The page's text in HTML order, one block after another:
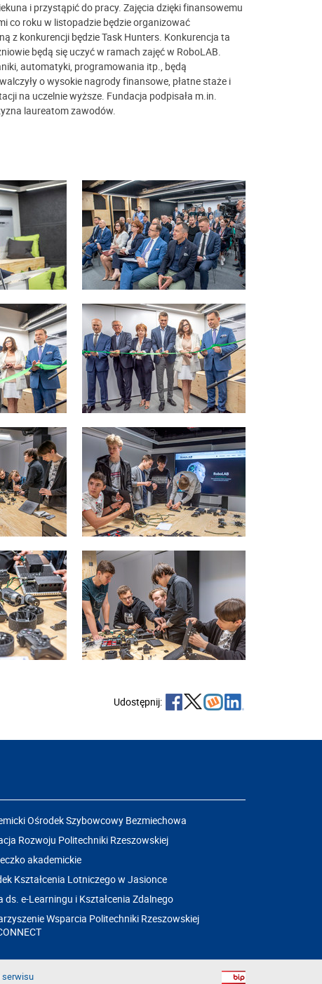
i przystąpić do pracy. Zajęcia dzięki finansowemu
co roku w listopadzie będzie organizować
z konkurencji będzie Task Hunters. Konkurencja ta
będą się uczyć w ramach zajęć w RoboLAB.
automatyki, programowania itp., będą
o wysokie nagrody finansowe, płatne staże i
na uczelnie wyższe. Fundacja podpisała m.in.
laureatom zawodów.
Udostępnij:
Ośrodek Szybowcowy Bezmiechowa
Rozwoju Politechniki Rzeszowskiej
akademickie
Kształcenia Lotniczego w Jasionce
ds. e-Learningu i Kształcenia Zdalnego
Wsparcia Politechniki Rzeszowskiej
serwisu